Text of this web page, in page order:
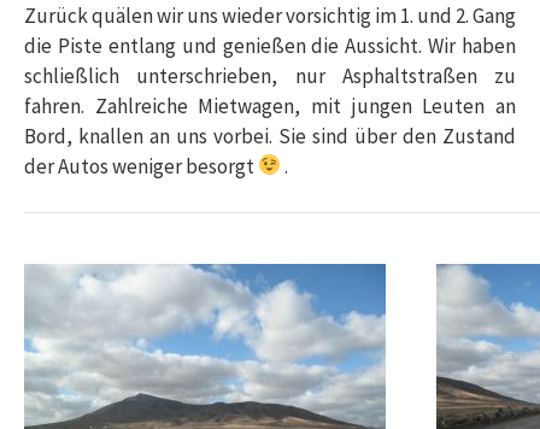
Zurück quälen wir uns wieder vorsichtig im 1. und 2. Gang
die Piste entlang und genießen die Aussicht. Wir haben
schließlich unterschrieben, nur Asphaltstraßen zu
fahren. Zahlreiche Mietwagen, mit jungen Leuten an
Bord, knallen an uns vorbei. Sie sind über den Zustand
der Autos weniger besorgt
.